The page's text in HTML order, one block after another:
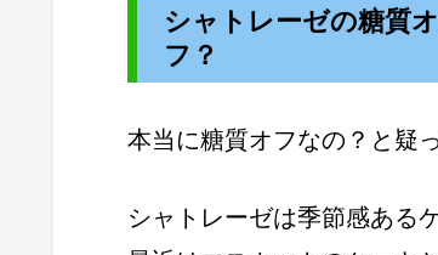
シャトレーゼの糖質
フ？
本当に糖質オフなの？と疑
シャトレーゼは季節感ある